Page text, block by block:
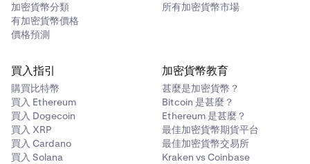
加密貨幣分類
有加密貨幣價格
價格預測
所有加密貨幣市場
買入指引
購買比特幣
買入 Ethereum
買入 Dogecoin
買入 XRP
買入 Cardano
買入 Solana
加密貨幣教育
甚麼是加密貨幣？
Bitcoin 是甚麼？
Ethereum 是甚麼？
最佳加密貨幣期貨平台
最佳加密貨幣交易所
Kraken vs Coinbase